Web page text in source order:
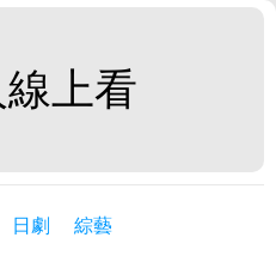
上看
日劇 綜藝